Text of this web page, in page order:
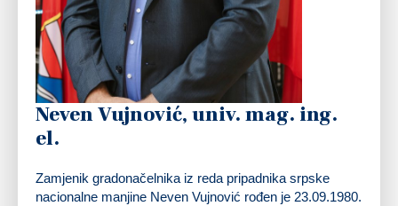
Neven Vujnović, univ. mag. ing.
el.
Zamjenik gradonačelnika iz reda pripadnika srpske
nacionalne manjine Neven Vujnović rođen je 23.09.1980.